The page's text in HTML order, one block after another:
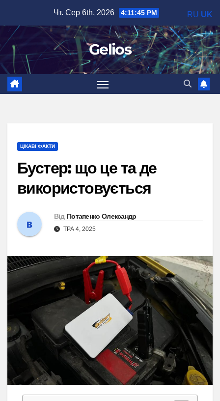
вмісту
Чт. Сер 6th, 2026 4:11:47 PM
Gelios
ЦІКАВІ ФАКТИ
Бустер: що це та де
використовується
Від Потапенко Олександр
ТРА 4, 2025
RU UK